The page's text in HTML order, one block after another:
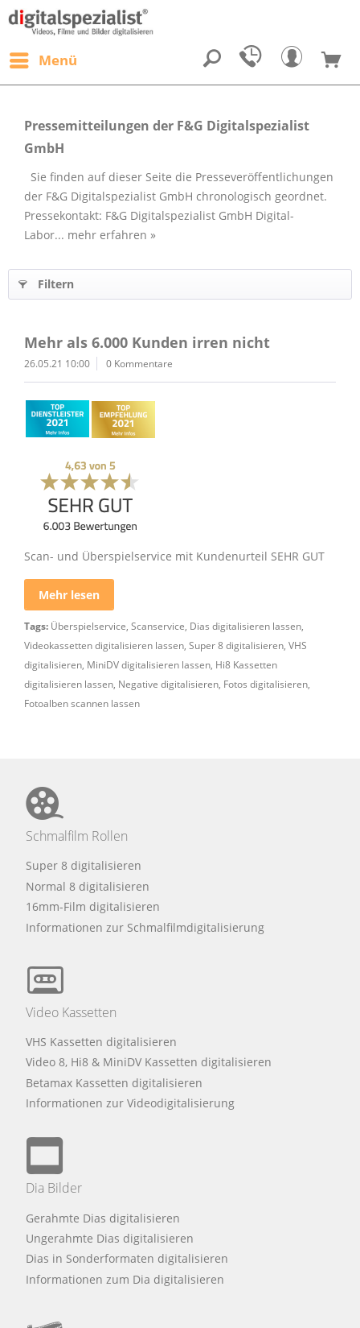
Menü
Pressemitteilungen der F&G Digitalspezialist
GmbH
Sie finden auf dieser Seite die Presseveröffentlichungen
der F&G Digitalspezialist GmbH chronologisch geordnet.
Pressekontakt: F&G Digitalspezialist GmbH Digital-
Labor... mehr erfahren »
Filtern
Mehr als 6.000 Kunden irren nicht
26.05.21 10:00 0 Kommentare
Scan- und Überspielservice mit Kundenurteil SEHR GUT
Mehr lesen
Tags: Überspielservice, Scanservice, Dias digitalisieren lassen,
Videokassetten digitalisieren lassen, Super 8 digitalisieren, VHS
digitalisieren, MiniDV digitalisieren lassen, Hi8 Kassetten
digitalisieren lassen, Negative digitalisieren, Fotos digitalisieren,
Fotoalben scannen lassen
Schmalfilm Rollen
Super 8 digitalisieren
Normal 8 digitalisieren
16mm-Film digitalisieren
Informationen zur Schmalfilmdigitalisierung
Video Kassetten
VHS Kassetten digitalisieren
Video 8, Hi8 & MiniDV Kassetten digitalisieren
Betamax Kassetten digitalisieren
Informationen zur Videodigitalisierung
Dia Bilder
Gerahmte Dias digitalisieren
Ungerahmte Dias digitalisieren
Dias in Sonderformaten digitalisieren
Informationen zum Dia digitalisieren